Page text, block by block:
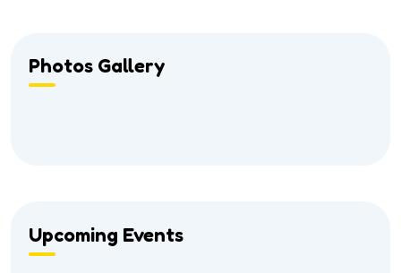
Photos Gallery
Upcoming Events